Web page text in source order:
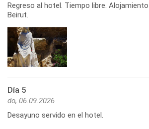
Regreso al hotel. Tiempo libre.
Beirut.
Día 5
do, 06.09.2026
Desayuno servido en el hotel.